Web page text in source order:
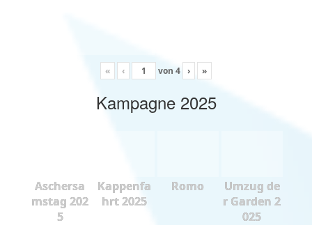
« ‹ von 4 › »
Kampagne 2025
Aschersa
mstag 202
5
Kappenfa
hrt 2025
Romo
Umzug de
r Garden 2
025